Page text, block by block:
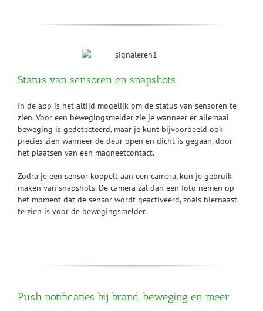
Status van sensoren en snapshots
In de app is het altijd mogelijk om de status van sensoren te
zien. Voor een bewegingsmelder zie je wanneer er allemaal
beweging is gedetecteerd, maar je kunt bijvoorbeeld ook
precies zien wanneer de deur open en dicht is gegaan, door
het plaatsen van een magneetcontact.
Zodra je een sensor koppelt aan een camera, kun je gebruik
maken van snapshots. De camera zal dan een foto nemen op
het moment dat de sensor wordt geactiveerd, zoals hiernaast
te zien is voor de bewegingsmelder.
Push notificaties bij brand, beweging en meer